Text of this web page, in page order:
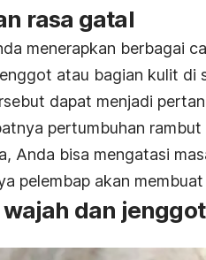
rasa gatal
menerapkan berbagai
atau bagian kulit
dapat menjadi
pertumbuhan rambut
Anda bisa mengatasi
pelembap akan
wajah dan